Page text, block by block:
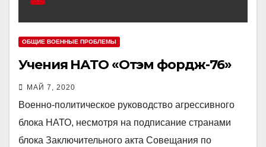
ОБЩИЕ ВОЕННЫЕ ПРОБЛЕМЫ
Учения НАТО «Отэм фордж-76»
МАЙ 7, 2020
Военно-политическое руководство агрессивного
блока НАТО, несмотря на подписание странами
блока Заключительного акта Совещания по